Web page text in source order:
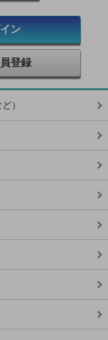
ン
登録
）